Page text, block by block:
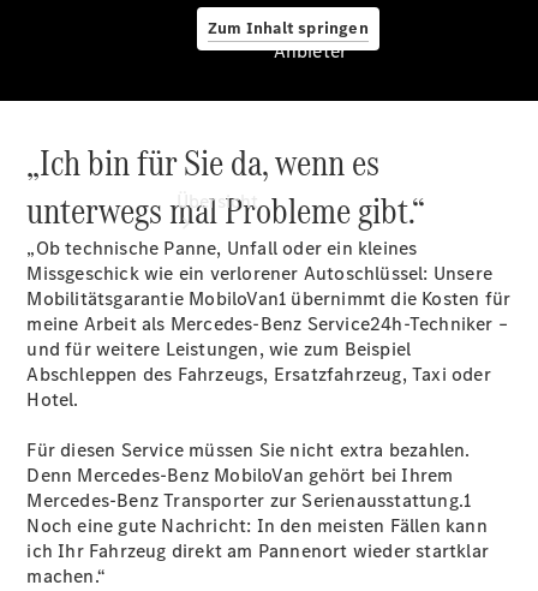
Zum Inhalt springen
Anbieter
Übersicht
Konfigurator
Ansprechpartner
finden
Probefahrt
vereinbaren
Anbieter
„Ich bin für Sie da, wenn es
unterwegs mal Probleme gibt.“
„Ob technische Panne, Unfall oder ein kleines
Missgeschick wie ein verlorener Autoschlüssel: Unsere
Mobilitätsgarantie MobiloVan1 übernimmt die Kosten für
meine Arbeit als Mercedes-Benz Service24h-Techniker –
und für weitere Leistungen, wie zum Beispiel
Abschleppen des Fahrzeugs, Ersatzfahrzeug, Taxi oder
Hotel.
Für diesen Service müssen Sie nicht extra bezahlen.
Denn Mercedes-Benz MobiloVan gehört bei Ihrem
Mercedes-Benz Transporter zur Serienausstattung.1
Noch eine gute Nachricht: In den meisten Fällen kann
ich Ihr Fahrzeug direkt am Pannenort wieder startklar
machen.“